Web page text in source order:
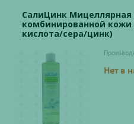
СалиЦинк
комбинированной кожи
кислота/сера/цинк)
Нет в